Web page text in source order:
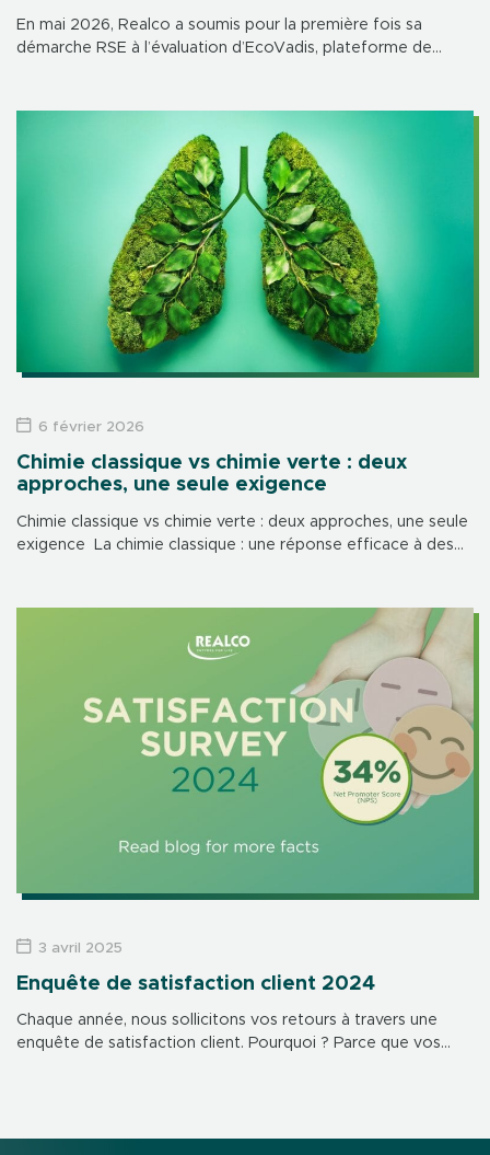
En mai 2026, Realco a soumis pour la première fois sa
démarche RSE à l’évaluation d’EcoVadis, plateforme de
Chimie classique vs chimie verte : deux
approches, une seule exigence
Chimie classique vs chimie verte : deux approches, une seule
exigence La chimie classique : une réponse efficace à des
6 février 2026
Enquête de satisfaction client 2024
Chaque année, nous sollicitons vos retours à travers une
enquête de satisfaction client. Pourquoi ? Parce que vos
3 avril 2025